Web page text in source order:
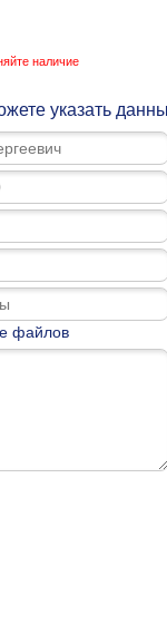
наличие
указать
файлов